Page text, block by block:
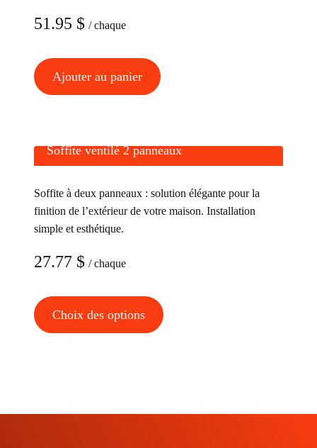
51.95 $ / chaque
Ajouter au panier
Soffite ventilé 2 panneaux
Soffite à deux panneaux : solution élégante pour la
finition de l’extérieur de votre maison. Installation
simple et esthétique.
27.77 $ / chaque
Choix des options